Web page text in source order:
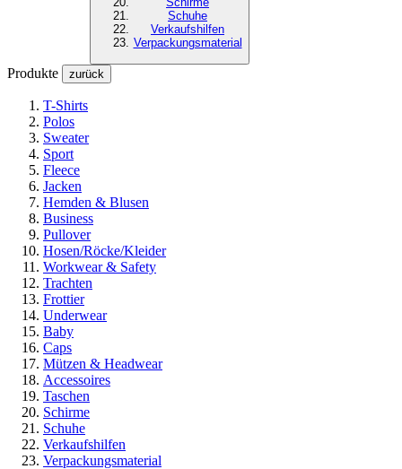
Schuhe
Verkaufshilfen
Verpackungsmaterial
Produkte zurück
T-Shirts
Polos
Sweater
Sport
Fleece
Jacken
Hemden & Blusen
Business
Pullover
Hosen/Röcke/Kleider
Workwear & Safety
Trachten
Frottier
Underwear
Baby
Caps
Mützen & Headwear
Accessoires
Taschen
Schirme
Schuhe
Verkaufshilfen
Verpackungsmaterial